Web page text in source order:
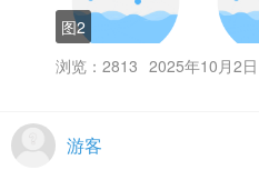
信息或者登录不了，可
类版块限制了发布数
量上限。2、为什么我
词”？非法词是指由司
图2
浏览：2813 2025年10月2日
游客